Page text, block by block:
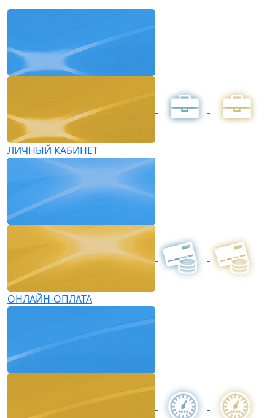
ЛИЧНЫЙ КАБИНЕТ
ОНЛАЙН-ОПЛАТА